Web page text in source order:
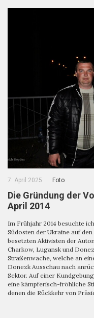
7. April 2025 Foto
Die Gründung der
April 2014
Im Frühjahr 2014 besuchte
Südosten der Ukraine auf
besetzten Aktivisten der
Charkow, Lugansk und
Straßenwache, welche an
Donezk Ausschau nach
Sektor. Auf einer
eine kämpferisch-fröhliche
denen die Rückkehr von